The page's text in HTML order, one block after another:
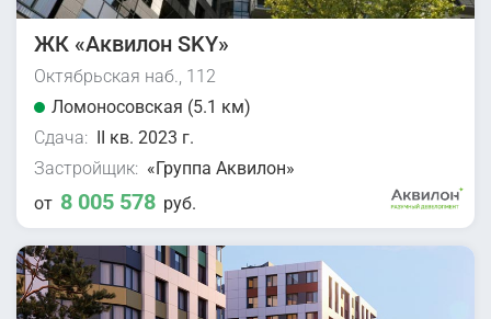
ЖК «Аквилон SKY»
Октябрьская наб., 112
Ломоносовская (5.1 км)
Сдача: II кв. 2023 г.
Застройщик: «Группа Аквилон»
от 8 005 578 руб.